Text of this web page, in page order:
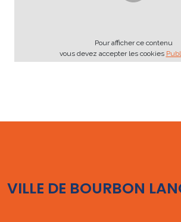
Pour afficher ce contenu
vous devez accepter les cookies
VILLE DE BOURBON